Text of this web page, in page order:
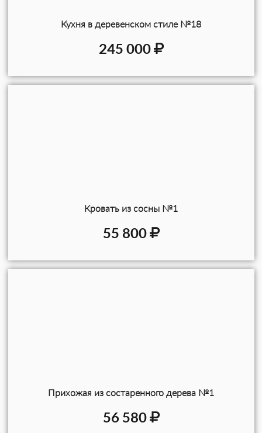
Кухня в деревенском стиле №18
245 000
Кровать из сосны №1
55 800
Прихожая из состаренного дерева №1
56 580